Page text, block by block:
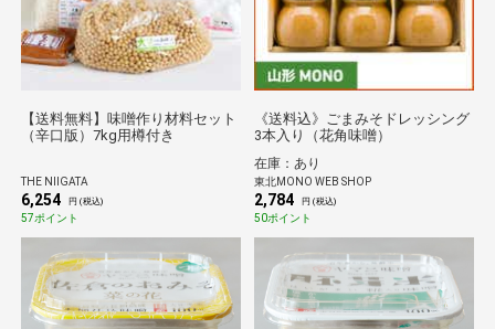
【送料無料】味噌作り材料セット
（辛口版）7kg用樽付き
THE NIIGATA
6,254 円 (税込)
57ポイント
《送料込》ごまみそドレッシング
3本入り（花角味噌）
在庫：あり
東北MONO WEB SHOP
2,784 円 (税込)
50ポイント